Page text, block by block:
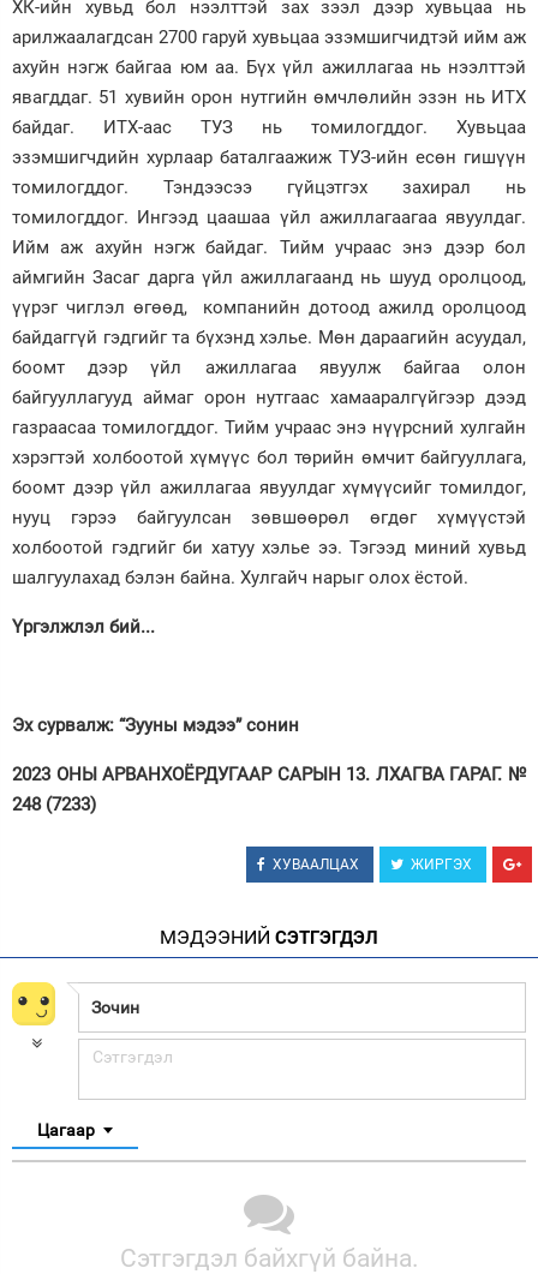
ХК-ийн хувьд бол нээлттэй зах зээл дээр хувьцаа нь
арилжаалагдсан 2700 гаруй хувьцаа эзэмшигчидтэй ийм аж
ахуйн нэгж байгаа юм аа. Бүх үйл ажиллагаа нь нээлттэй
явагддаг. 51 хувийн орон нутгийн өмчлөлийн эзэн нь ИТХ
байдаг. ИТХ-аас ТУЗ нь томилогддог. Хувьцаа
эзэмшигчдийн хурлаар баталгаажиж ТУЗ-ийн есөн гишүүн
томилогддог. Тэндээсээ гүйцэтгэх захирал нь
томилогддог. Ингээд цаашаа үйл ажиллагаагаа явуулдаг.
Ийм аж ахуйн нэгж байдаг. Тийм учраас энэ дээр бол
аймгийн Засаг дарга үйл ажиллагаанд нь шууд оролцоод,
үүрэг чиглэл өгөөд, компанийн дотоод ажилд оролцоод
байдаггүй гэдгийг та бүхэнд хэлье. Мөн дараагийн асуудал,
боомт дээр үйл ажиллагаа явуулж байгаа олон
байгууллагууд аймаг орон нутгаас хамааралгүйгээр дээд
газраасаа томилогддог. Тийм учраас энэ нүүрсний хулгайн
хэрэгтэй холбоотой хүмүүс бол төрийн өмчит байгууллага,
боомт дээр үйл ажиллагаа явуулдаг хүмүүсийг томилдог,
нууц гэрээ байгуулсан зөвшөөрөл өгдөг хүмүүстэй
холбоотой гэдгийг би хатуу хэлье ээ. Тэгээд миний хувьд
шалгуулахад бэлэн байна. Хулгайч нарыг олох ёстой.
Үргэлжлэл бий...
Эх сурвалж: “Зууны мэдээ” сонин
2023 ОНЫ АРВАНХОЁРДУГААР САРЫН 13. ЛХАГВА ГАРАГ. №
248 (7233)
ХУВААЛЦАХ ЖИРГЭХ
МЭДЭЭНИЙ СЭТГЭГДЭЛ
Цагаар
Сэтгэгдэл байхгүй байна.